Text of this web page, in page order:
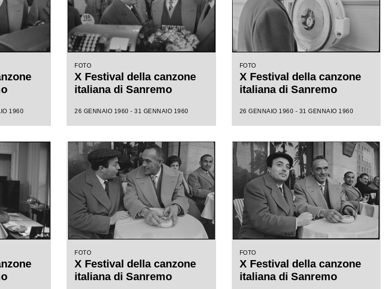
1960
FOTO
X Festival della canzone
italiana di Sanremo
26 GENNAIO 1960 - 31 GENNAIO 1960
FOTO
X Festival della canzone
italiana di Sanremo
26 GENNAIO 1960 - 31 GENNAIO 1960
FOTO
X Festival della canzone
italiana di Sanremo
FOTO
X Festival della canzone
italiana di Sanremo